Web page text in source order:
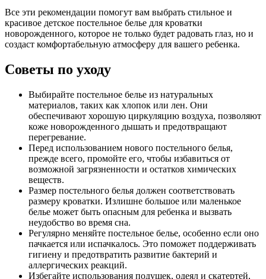
Все эти рекомендации помогут вам выбрать стильное и
красивое детское постельное белье для кроватки
новорожденного, которое не только будет радовать глаз, но и
создаст комфортабельную атмосферу для вашего ребенка.
Советы по уходу
Выбирайте постельное белье из натуральных
материалов, таких как хлопок или лен. Они
обеспечивают хорошую циркуляцию воздуха, позволяют
коже новорожденного дышать и предотвращают
перегревание.
Перед использованием нового постельного белья,
прежде всего, промойте его, чтобы избавиться от
возможной загрязненности и остатков химических
веществ.
Размер постельного белья должен соответствовать
размеру кроватки. Излишне большое или маленькое
белье может быть опасным для ребенка и вызвать
неудобство во время сна.
Регулярно меняйте постельное белье, особенно если оно
пачкается или испачкалось. Это поможет поддерживать
гигиену и предотвратить развитие бактерий и
аллергических реакций.
Избегайте использования подушек, одеял и скатертей,